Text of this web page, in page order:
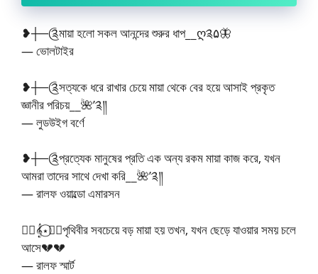
❥┼─༊মায়া হলো সকল আনন্দের শুরুর ধাপ__ღ༉۵🦋
— ভোলটাইর
❥┼─༊সত্যকে ধরে রাখার চেয়ে মায়া থেকে বের হয়ে আসাই প্রকৃত
জ্ঞানীর পরিচয়__🌺’༉༎
— লুডউইগ বর্ণে
❥┼─༊প্রত্যেক মানুষের প্রতি এক অন্য রকম মায়া কাজ করে, যখন
আমরা তাদের সাথে দেখা করি__🌺’༉༎
— রালফ ওয়াল্ডো এমারসন
🧚‍♂️𝄞⋆⃝🧚‍♀️পৃথিবীর সবচেয়ে বড় মায়া হয় তখন, যখন ছেড়ে যাওয়ার সময় চলে
আসে💔💔
— রালফ স্মার্ট